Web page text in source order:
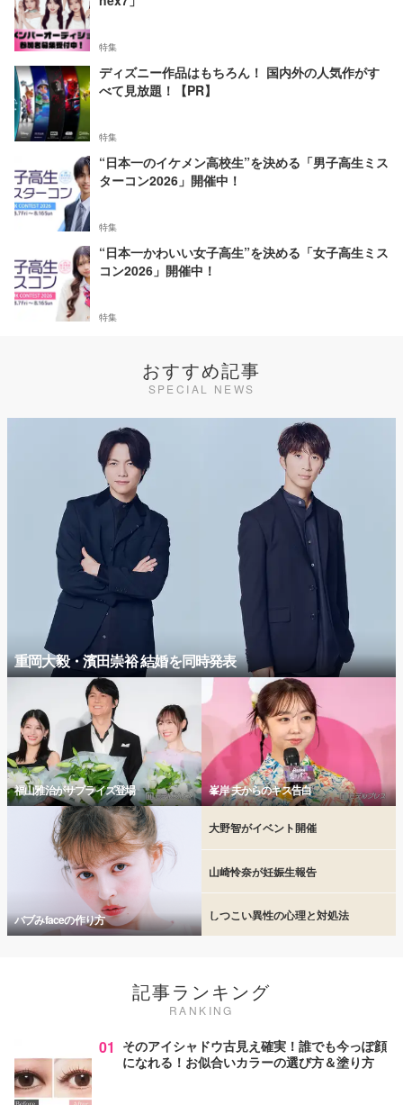
特集
ディズニー作品はもちろん！ 国内外の人気作がす
べて見放題！【PR】
特集
“日本一のイケメン高校生”を決める「男子高生ミス
ターコン2026」開催中！
特集
“日本一かわいい女子高生”を決める「女子高生ミス
コン2026」開催中！
特集
おすすめ記事
SPECIAL NEWS
重岡大毅・濱田崇裕 結婚を同時発表
福山雅治がサプライズ登場 峯岸 夫からのキス告白
バブみfaceの作り方
大野智がイベント開催
山崎怜奈が妊娠生報告
しつこい異性の心理と対処法
記事ランキング
RANKING
01 そのアイシャドウ古見え確実！誰でも今っぽ顔
になれる！お似合いカラーの選び方＆塗り方